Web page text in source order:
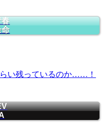
春
命
い残っているのか……！